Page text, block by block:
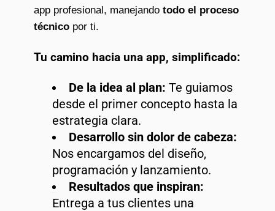
app profesional, manejando todo el proceso
técnico por ti.
Tu camino hacia una app, simplificado:
De la idea al plan: Te guiamos
desde el primer concepto hasta la
estrategia clara.
Desarrollo sin dolor de cabeza:
Nos encargamos del diseño,
programación y lanzamiento.
Resultados que inspiran:
Entrega a tus clientes una